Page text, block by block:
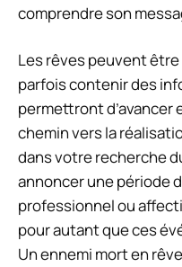
comprendre son
Les rêves peuvent
parfois contenir des
permettront
chemin vers la
dans votre recherche
annoncer une période
professionnel ou
pour autant que ces
Un ennemi mort en